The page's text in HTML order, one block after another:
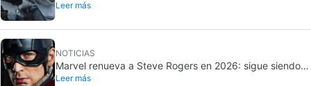
Grogu: no cumplió en taquilla
Leer más
NOTICIAS
Marvel renueva a Steve Rogers en 2026: sigue siendo
Capitán América
Leer más